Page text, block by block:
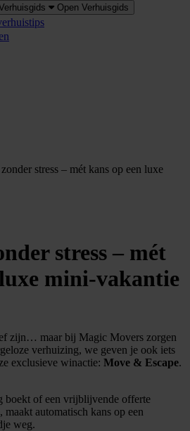
Open Verhuisgids
stress – mét kans op een luxe
stress – mét
mini-vakantie
zijn… maar bij Magic Movers zorgen
verhuizing, we geven je ook iets
exclusieve winactie: Move & Escape.
boekt of een vrijblijvende offerte
automatisch kans op een
weg.